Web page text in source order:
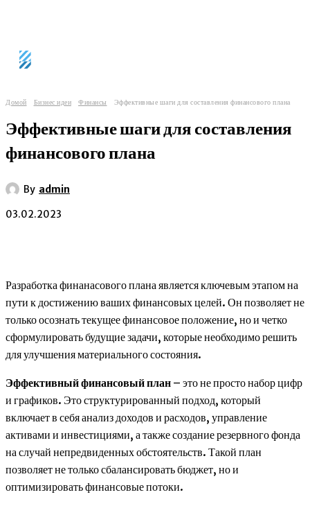
Домой Бизнес идеи Финансы Эффективные шаги для составления финансового плана
Эффективные шаги для составления
финансового плана
By admin
03.02.2023
Разработка финанасового плана является ключевым этапом на
пути к достижению ваших финансовых целей. Он позволяет не
только осознать текущее финансовое положение, но и четко
сформулировать будущие задачи, которые необходимо решить
для улучшения материального состояния.
Эффективный финансовый план – это не просто набор цифр
и графиков. Это структурированный подход, который
включает в себя анализ доходов и расходов, управление
активами и инвестициями, а также создание резервного фонда
на случай непредвиденных обстоятельств. Такой план
позволяет не только сбалансировать бюджет, но и
оптимизировать финансовые потоки.